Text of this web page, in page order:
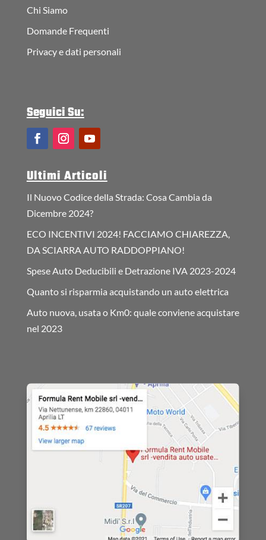
Chi Siamo
Domande Frequenti
Privacy e dati personali
Seguici Su:
Ultimi Articoli
Il Nuovo Codice della Strada: Cosa Cambia da
Dicembre 2024?
ECO INCENTIVI 2024! FACCIAMO CHIAREZZA,
DA SCIARRA AUTO RADDOPPIANO!
Spese Auto Deducibili e Detrazione IVA 2023-2024
Quanto si risparmia acquistando un auto elettrica
Auto nuova, usata o Km0: quale conviene acquistare
nel 2023